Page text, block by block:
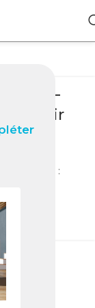
–
Réussir
Pack Nabil :